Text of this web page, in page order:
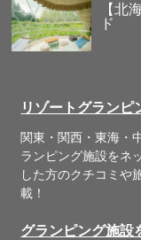
【北
ド
リゾートグラン
関東・関西・東海・
ランピング施設をネ
した方のクチコミや
載！
グランピング施